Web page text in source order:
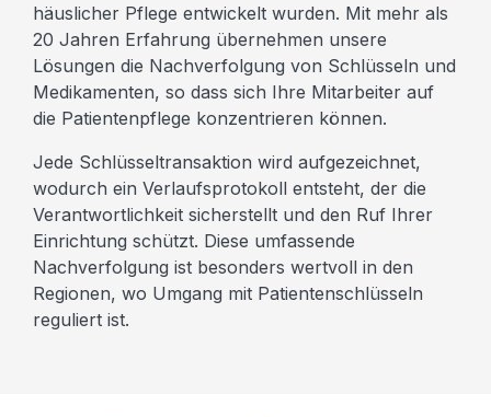
häuslicher Pflege entwickelt wurden. Mit mehr als
20 Jahren Erfahrung übernehmen unsere
Lösungen die Nachverfolgung von Schlüsseln und
Medikamenten, so dass sich Ihre Mitarbeiter auf
die Patientenpflege konzentrieren können.
Jede Schlüsseltransaktion wird aufgezeichnet,
wodurch ein Verlaufsprotokoll entsteht, der die
Verantwortlichkeit sicherstellt und den Ruf Ihrer
Einrichtung schützt. Diese umfassende
Nachverfolgung ist besonders wertvoll in den
Regionen, wo Umgang mit Patientenschlüsseln
reguliert ist.